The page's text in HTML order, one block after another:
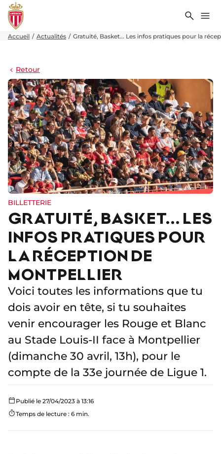
Accueil Actualités Gratuité, Basket... Les infos pratiques pour la
Retour
BILLETTERIE
GRATUITÉ, BASKET... LES
INFOS PRATIQUES POUR
LA RÉCEPTION DE
MONTPELLIER
Voici toutes les informations que tu
dois avoir en tête, si tu souhaites
venir encourager les Rouge et Blanc
au Stade Louis-II face à Montpellier
(dimanche 30 avril, 13h), pour le
compte de la 33e journée de Ligue 1.
Publié le 27/04/2023 à 13:16
Temps de lecture : 6 min.